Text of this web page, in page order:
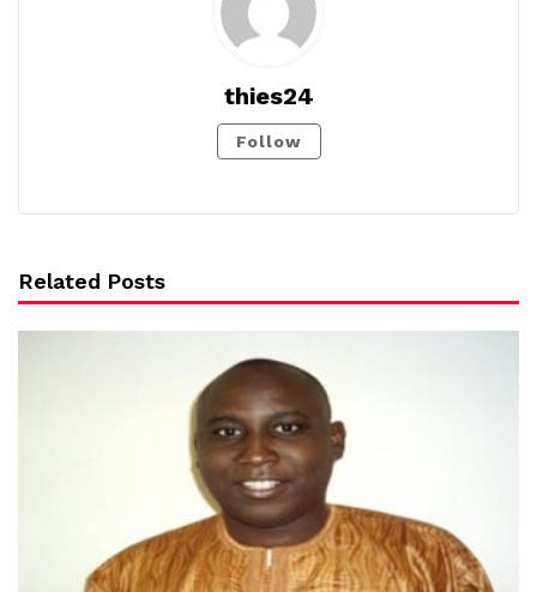
thies24
Follow
Related Posts